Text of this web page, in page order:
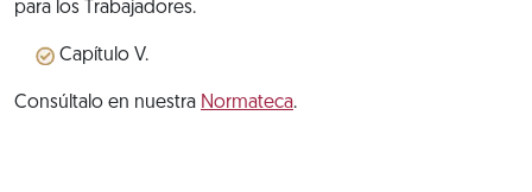
para los Trabajadores.
Capítulo V.
Consúltalo en nuestra Normateca.